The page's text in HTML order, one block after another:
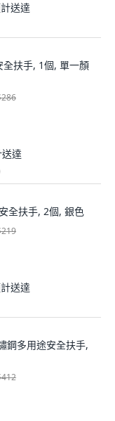
送達
扶手, 1個, 單一顏
達
全扶手, 2個, 銀色
送達
鋼多用途安全扶手,